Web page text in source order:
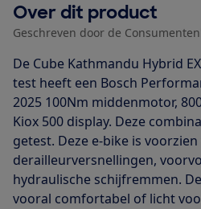
Over dit product
Geschreven door de
De Cube Kathmandu Hybrid
test heeft een Bosch
2025 100Nm middenmotor,
Kiox 500 display. Deze
getest. Deze e-bike is voorzien
derailleurversnellingen,
hydraulische schijfremmen.
vooral comfortabel of licht